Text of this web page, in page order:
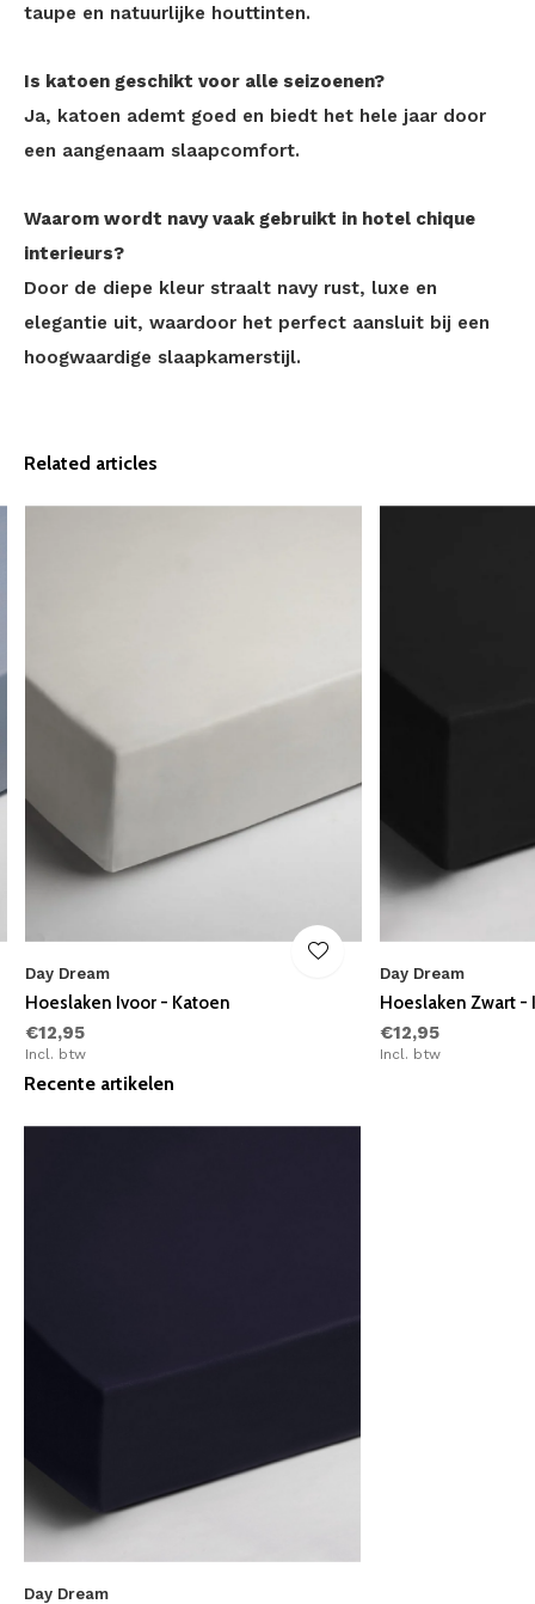
taupe en natuurlijke houttinten.
Is katoen geschikt voor alle seizoenen?
Ja, katoen ademt goed en biedt het hele jaar door
een aangenaam slaapcomfort.
Waarom wordt navy vaak gebruikt in hotel chique
interieurs?
Door de diepe kleur straalt navy rust, luxe en
elegantie uit, waardoor het perfect aansluit bij een
hoogwaardige slaapkamerstijl.
Related articles
Day Dream
Hoeslaken Ivoor - Katoen
€12,95
Incl. btw
Day Dream
Hoeslaken Zwart -
€12,95
Incl. btw
Recente artikelen
Day Dream